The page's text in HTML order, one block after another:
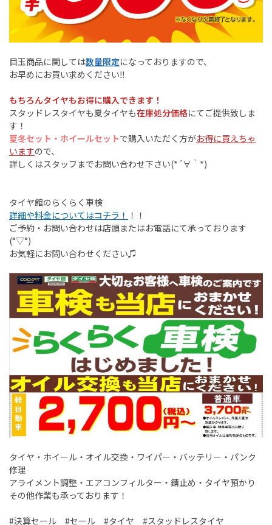
目玉商品に関しては数量限定になっておりますので、
お早めにお買い求めください‼︎
もちろんタイヤもお得に購入できます！
スタッドレスタイヤも夏タイヤも在庫処分価格にてご提供致しま
す！
夏冬セット・ホイールセットで購入いただく方がお得に買えちゃ
いますので、
詳しくはスタッフまでお問い合わせ下さい(*´∀｀*)
タイヤ館のらくらく車検
詳細や料金についてはコチラ！ ！！
ご予約・お問い合わせは店頭またはお電話にて承っております
(°▽°)
お気軽にお問い合わせください♫
タイヤ・ホイール・オイル交換・ワイパー・バッテリー・パンク
修理
アライメント調整・エアコンフィルター・錆止め・タイヤ預かり
その他作業も承っております！
#決算セール #セール #タイヤ #スタッドレスタイヤ